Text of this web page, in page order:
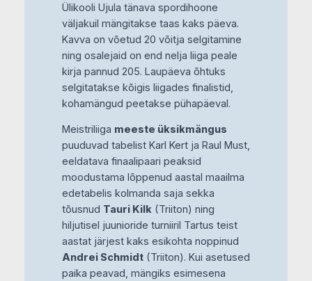
Ülikooli Ujula tänava spordihoone
väljakuil mängitakse taas kaks päeva.
Kavva on võetud 20 võitja selgitamine
ning osalejaid on end nelja liiga peale
kirja pannud 205. Laupäeva õhtuks
selgitatakse kõigis liigades finalistid,
kohamängud peetakse pühapäeval.
Meistriliiga meeste üksikmängus
puuduvad tabelist Karl Kert ja Raul Must,
eeldatava finaalipaari peaksid
moodustama lõppenud aastal maailma
edetabelis kolmanda saja sekka
tõusnud Tauri Kilk(Triiton) ning
hiljutisel juunioride turniiril Tartus teist
aastat järjest kaks esikohta noppinud
Andrei Schmidt(Triiton). Kui asetused
paika peavad, mängiks esimesena